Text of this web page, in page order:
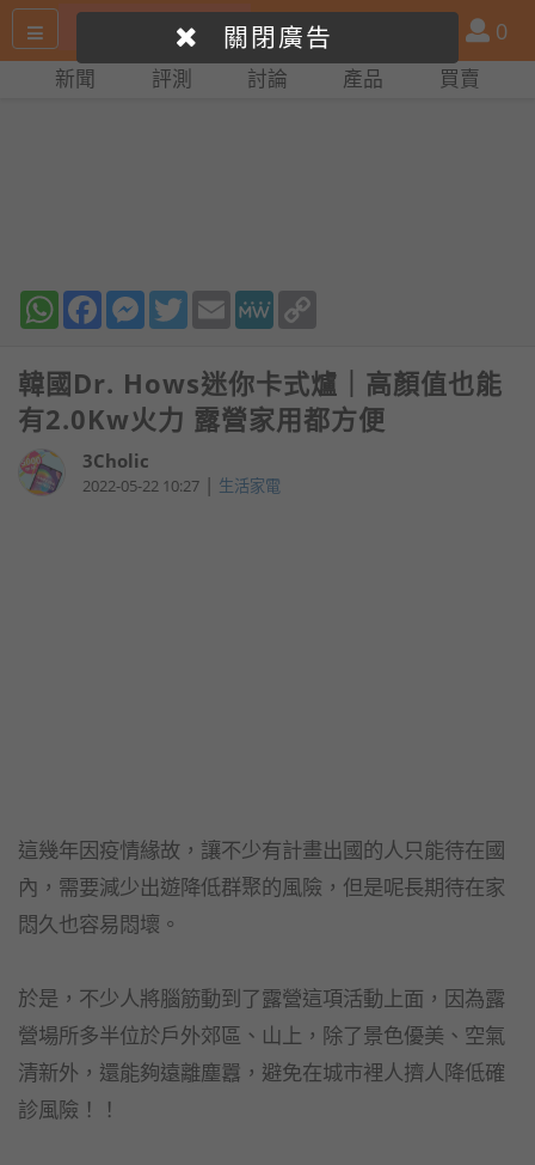
尋
產
品
比
會
員
0
新聞 評測 討論 產品 買賣
WhatsAppFacebookMessenger
TwitterEmail MeWe
韓國Dr. Hows迷你卡式爐｜高顏值也能
有2.0Kw火力 露營家用都方便
3Cholic
2022-05-22 10:27 | 生活家電
這幾年因疫情緣故，讓不少有計畫出國的人只能待在國
內，需要減少出遊降低群聚的風險，但是呢長期待在家
悶久也容易悶壞。
於是，不少人將腦筋動到了露營這項活動上面，因為露
營場所多半位於戶外郊區、山上，除了景色優美、空氣
清新外，還能夠遠離塵囂，避免在城市裡人擠人降低確
診風險！！
關閉廣告